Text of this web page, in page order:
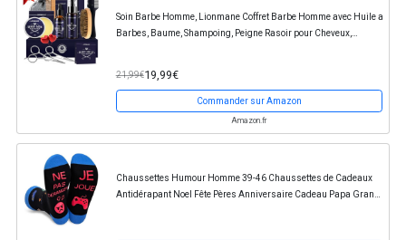
Soin Barbe Homme, Lionmane Coffret Barbe Homme avec Huile a
Barbes, Baume, Shampoing, Peigne Rasoir pour Cheveux,
21,99€19,99€
Commander sur Amazon
Amazon.fr
Chaussettes Humour Homme 39-46 Chaussettes de Cadeaux
Antidérapant Noel Fête Pères Anniversaire Cadeau Papa Grand